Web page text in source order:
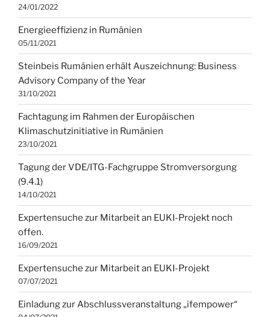
24/01/2022
Energieeffizienz in Rumänien
05/11/2021
Steinbeis Rumänien erhält Auszeichnung: Business
Advisory Company of the Year
31/10/2021
Fachtagung im Rahmen der Europäischen
Klimaschutzinitiative in Rumänien
23/10/2021
Tagung der VDE/ITG-Fachgruppe Stromversorgung
(9.4.1)
14/10/2021
Expertensuche zur Mitarbeit an EUKI-Projekt noch
offen.
16/09/2021
Expertensuche zur Mitarbeit an EUKI-Projekt
07/07/2021
Einladung zur Abschlussveranstaltung „ifempower“